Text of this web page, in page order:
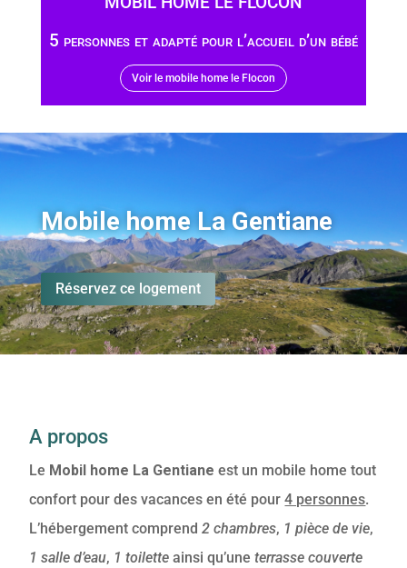
5 personnes et adapté pour l’accueil d’un bébé
Voir le mobile home le Flocon
Mobile home La Gentiane
Réservez ce logement
A propos
Le Mobil home La Gentiane est un mobile home tout
confort pour des vacances en été pour4 personnes.
L’hébergement comprend2 chambres, 1 pièce de vie,
1 salle d’eau, 1 toilette ainsi qu’uneterrassecouverte